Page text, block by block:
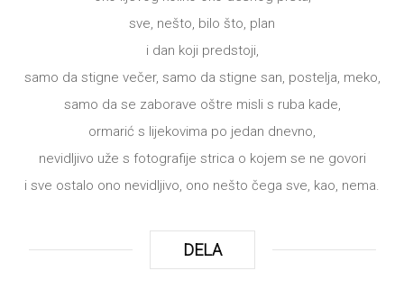
sve, nešto, bilo što, plan
i dan koji predstoji,
samo da stigne večer, samo da stigne san, postelja, meko,
samo da se zaborave oštre misli s ruba kade,
ormarić s lijekovima po jedan dnevno,
nevidljivo uže s fotografije strica o kojem se ne govori
i sve ostalo ono nevidljivo, ono nešto čega sve, kao, nema.
DELA